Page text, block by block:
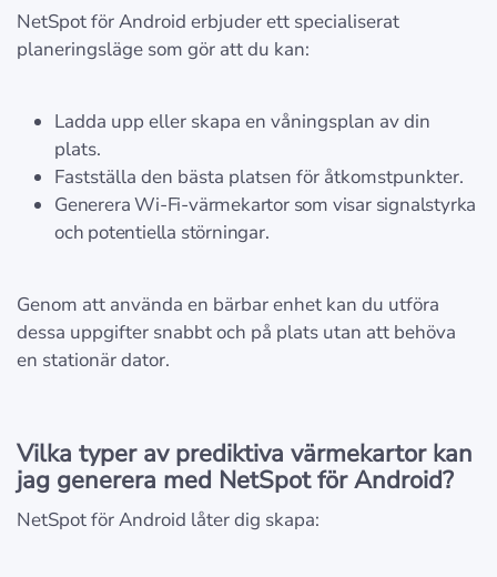
NetSpot för Android erbjuder ett specialiserat
planeringsläge som gör att du kan:
Ladda upp eller skapa en våningsplan av din
plats.
Fastställa den bästa platsen för åtkomstpunkter.
Generera Wi-Fi-värmekartor som visar signalstyrka
och potentiella störningar.
Genom att använda en bärbar enhet kan du utföra
dessa uppgifter snabbt och på plats utan att behöva
en stationär dator.
Vilka typer av prediktiva värmekartor kan
jag generera med NetSpot för Android?
NetSpot för Android låter dig skapa: